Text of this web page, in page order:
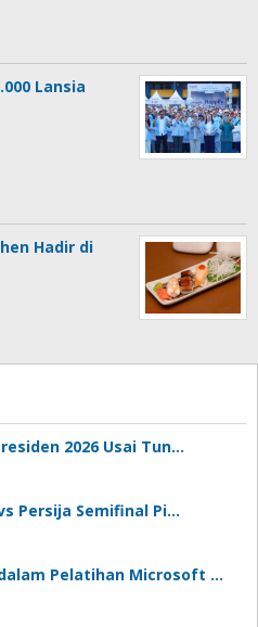
Lansia
Hadir di
2026 Usai Tun…
Persija Semifinal Pi…
Pelatihan Microsoft …